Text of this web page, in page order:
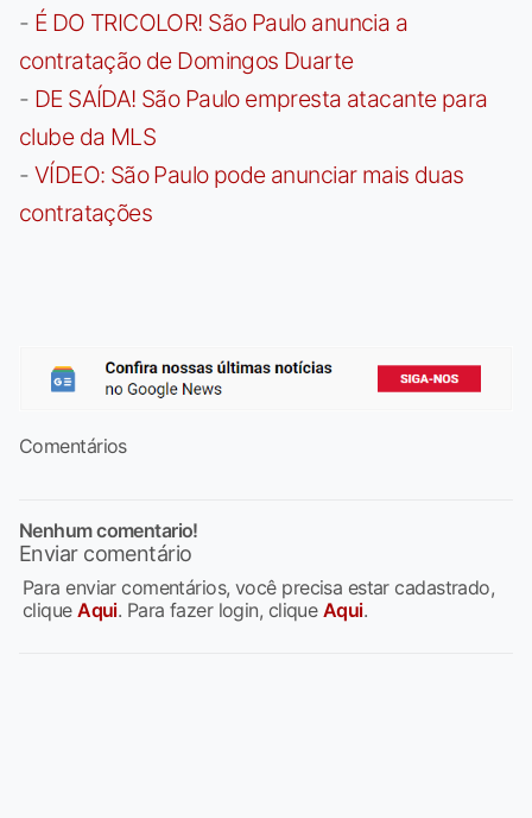
- É DO TRICOLOR! São Paulo anuncia a
contratação de Domingos Duarte
- DE SAÍDA! São Paulo empresta atacante para
clube da MLS
- VÍDEO: São Paulo pode anunciar mais duas
contratações
Comentários
Nenhum comentario!
Enviar comentário
Para enviar comentários, você precisa estar cadastrado,
cliqueAqui. Para fazer login, clique Aqui.